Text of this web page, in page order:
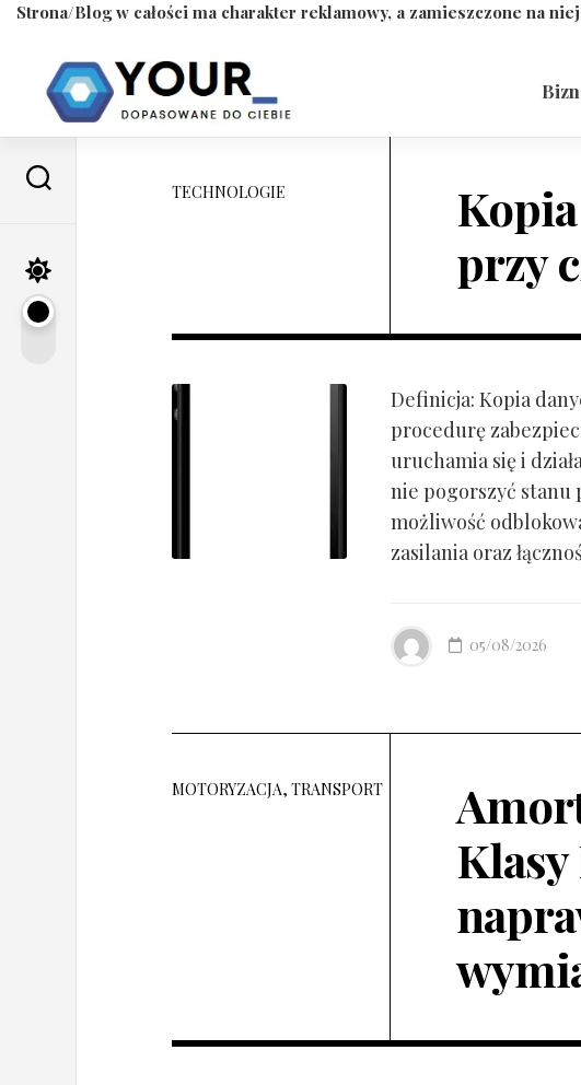
Strona/Blog w całości ma charakter reklamowy, a zamieszczone na
content
TECHNOLOGIE
przy
Definicja: Kopia
procedurę
uruchamia się i
nie pogorszyć stanu
możliwość
zasilania oraz
05/08/2026
MOTORYZACJA, TRANSPORT
Klasy